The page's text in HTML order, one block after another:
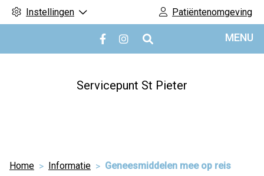
Instellingen Patiëntenomgeving
Bezoek
onze
Bezoek
onze
MENU
Servicepunt St Pieter
Home Informatie Geneesmiddelen mee op reis